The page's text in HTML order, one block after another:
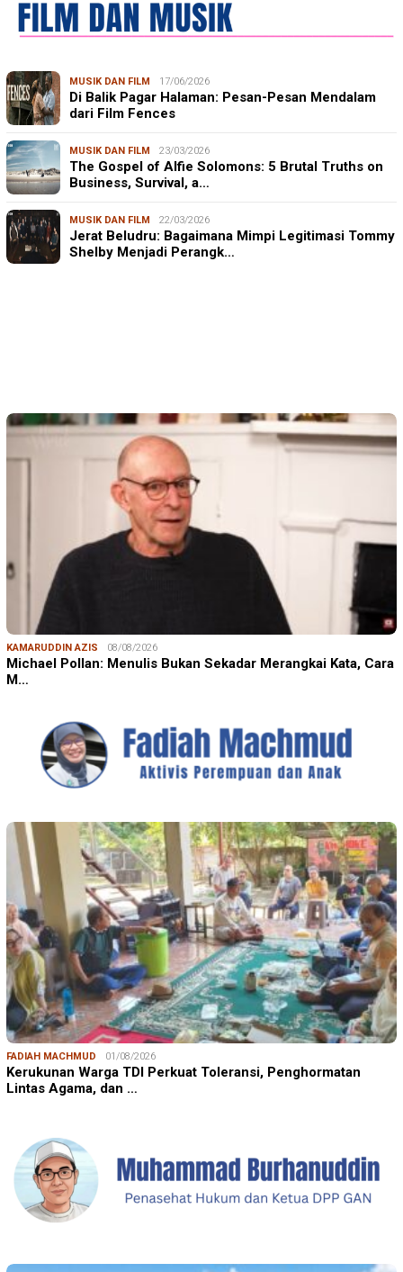
MUSIK DAN FILM 17/06/2026
Di Balik Pagar Halaman: Pesan-Pesan Mendalam
dari Film Fences
MUSIK DAN FILM 23/03/2026
The Gospel of Alfie Solomons: 5 Brutal Truths on
Business, Survival, a…
MUSIK DAN FILM 22/03/2026
Jerat Beludru: Bagaimana Mimpi Legitimasi Tommy
Shelby Menjadi Perangk…
KAMARUDDIN AZIS 08/08/2026
Michael Pollan: Menulis Bukan Sekadar Merangkai Kata, Cara
M…
FADIAH MACHMUD 01/08/2026
Kerukunan Warga TDI Perkuat Toleransi, Penghormatan
Lintas Agama, dan …